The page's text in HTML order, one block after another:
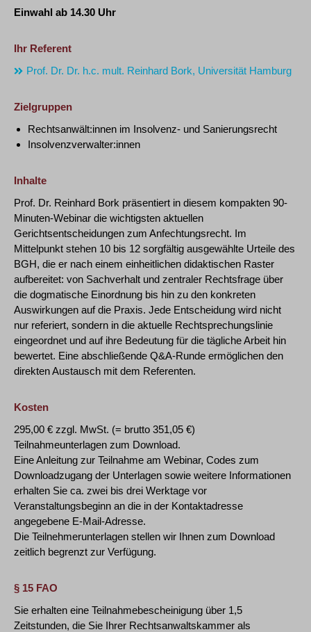
Einwahl ab 14.30 Uhr
Ihr Referent
Prof. Dr. Dr. h.c. mult. Reinhard Bork, Universität Hamburg
Zielgruppen
Rechtsanwält:innen im Insolvenz- und Sanierungsrecht
Insolvenzverwalter:innen
Inhalte
Prof. Dr. Reinhard Bork präsentiert in diesem kompakten 90-
Minuten-Webinar die wichtigsten aktuellen
Gerichtsentscheidungen zum Anfechtungsrecht. Im
Mittelpunkt stehen 10 bis 12 sorgfältig ausgewählte Urteile des
BGH, die er nach einem einheitlichen didaktischen Raster
aufbereitet: von Sachverhalt und zentraler Rechtsfrage über
die dogmatische Einordnung bis hin zu den konkreten
Auswirkungen auf die Praxis. Jede Entscheidung wird nicht
nur referiert, sondern in die aktuelle Rechtsprechungslinie
eingeordnet und auf ihre Bedeutung für die tägliche Arbeit hin
bewertet. Eine abschließende Q&A-Runde ermöglichen den
direkten Austausch mit dem Referenten.
Kosten
295,00 € zzgl. MwSt. (= brutto 351,05 €)
Teilnahmeunterlagen zum Download.
Eine Anleitung zur Teilnahme am Webinar, Codes zum
Downloadzugang der Unterlagen sowie weitere Informationen
erhalten Sie ca. zwei bis drei Werktage vor
Veranstaltungsbeginn an die in der Kontaktadresse
angegebene E-Mail-Adresse.
Die Teilnehmerunterlagen stellen wir Ihnen zum Download
zeitlich begrenzt zur Verfügung.
§ 15 FAO
Sie erhalten eine Teilnahmebescheinigung über 1,5
Zeitstunden, die Sie Ihrer Rechtsanwaltskammer als